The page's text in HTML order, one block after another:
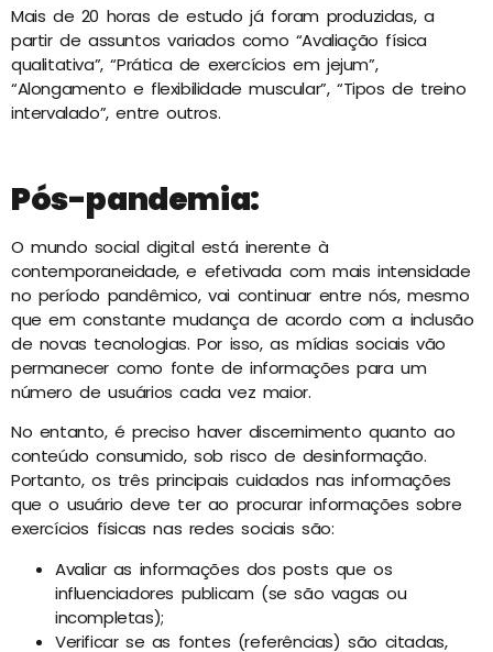
Mais de 20 horas de estudo já foram produzidas, a
partir de assuntos variados como “Avaliação física
qualitativa”, “Prática de exercícios em jejum”,
“Alongamento e flexibilidade muscular”, “Tipos de treino
intervalado”, entre outros.
Pós-pandemia:
O mundo social digital está inerente à
contemporaneidade, e efetivada com mais intensidade
no período pandêmico, vai continuar entre nós, mesmo
que em constante mudança de acordo com a inclusão
de novas tecnologias. Por isso, as mídias sociais vão
permanecer como fonte de informações para um
número de usuários cada vez maior.
No entanto, é preciso haver discernimento quanto ao
conteúdo consumido, sob risco de desinformação.
Portanto, os três principais cuidados nas informações
que o usuário deve ter ao procurar informações sobre
exercícios físicas nas redes sociais são:
Avaliar as informações dos posts que os
influenciadores publicam (se são vagas ou
incompletas);
Verificar se as fontes (referências) são citadas,